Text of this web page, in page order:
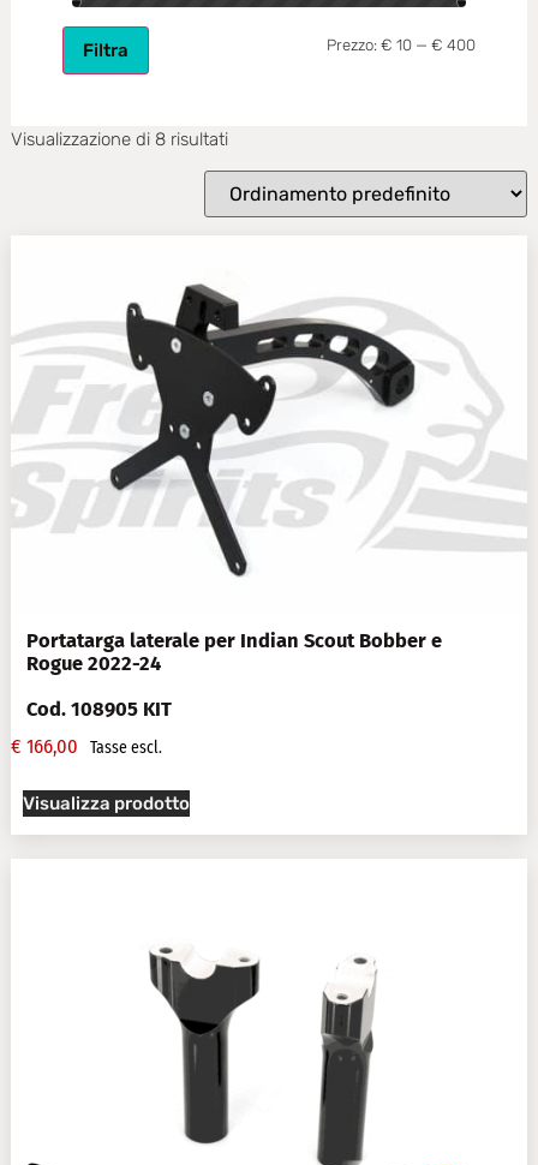
Filtra Prezzo:€ 10 —€ 400
Visualizzazione di 8 risultati
Portatarga laterale per Indian Scout Bobber e
Rogue 2022-24
Cod. 108905 KIT
€ 166,00 Tasse escl.
Visualizza prodotto